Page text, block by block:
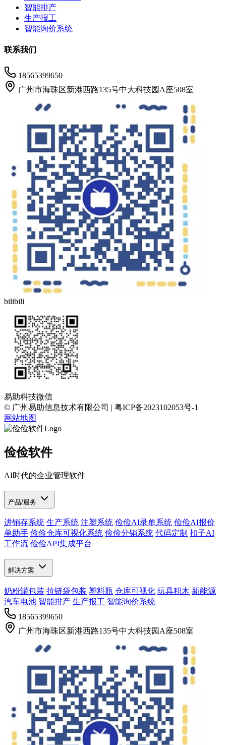
智能排产
生产报工
智能询价系统
联系我们
18565399650
广州市海珠区新港西路135号中大科技园A座508室
bilibili
易助科技微信
© 广州易助信息技术有限公司 | 粤ICP备2023102053号-1
网站地图
俭俭软件
AI时代的企业管理软件
产品/服务
进销存系统 生产系统 注塑系统 俭俭AI录单系统 俭俭AI报价
单助手 俭俭仓库可视化系统 俭俭分销系统 代码定制 扣子AI
工作流 俭俭API集成平台
解决方案
奶粉罐包装 拉链袋包装 塑料瓶 仓库可视化 玩具积木 新能源
汽车电池 智能排产 生产报工 智能询价系统
18565399650
广州市海珠区新港西路135号中大科技园A座508室